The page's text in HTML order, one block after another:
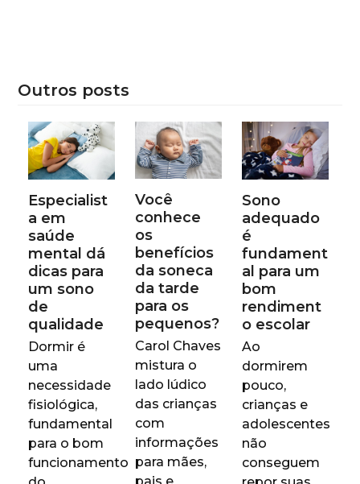
Outros posts
Especialist
a em
saúde
mental dá
dicas para
um sono
de
qualidade
Dormir é
uma
necessidade
fisiológica,
fundamental
para o bom
funcionamento
Você
conhece
os
benefícios
da soneca
da tarde
para os
pequenos?
Carol Chaves
mistura o
lado lúdico
das crianças
com
informações
para mães,
Sono
adequado
é
fundament
al para um
bom
rendiment
o escolar
Ao
dormirem
pouco,
crianças e
adolescentes
não
conseguem